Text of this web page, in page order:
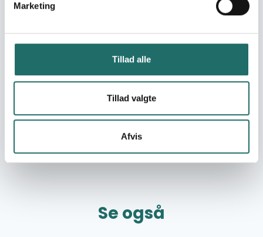
Marketing
Tillad alle
Tillad valgte
Afvis
1 Projekter
Mål 16: Fred, retfærdighed
8 Projekter
Mål 17: Partnerskaber for
handling
6 Projekter
Se også